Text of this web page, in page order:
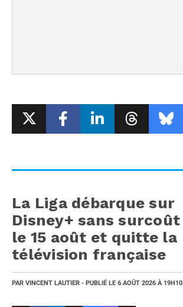
La Liga débarque sur
Disney+ sans surcoût
le 15 août et quitte la
télévision française
PAR VINCENT LAUTIER - PUBLIÉ LE 6 AOÛT 2026 À 19H10